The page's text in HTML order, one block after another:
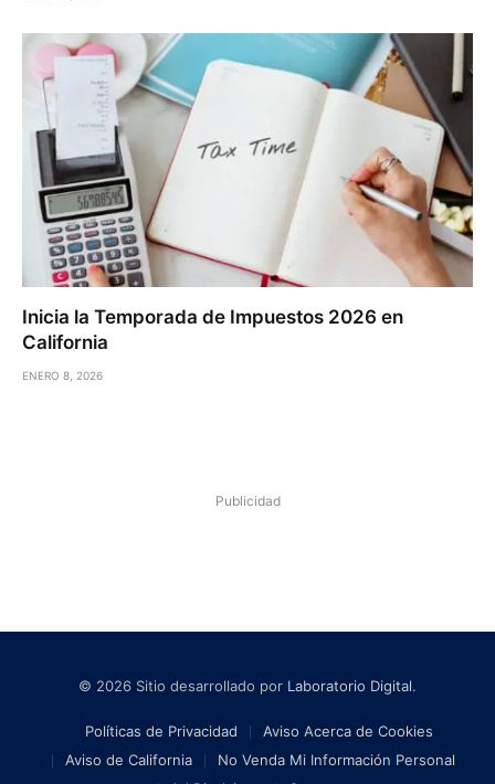
Inicia la Temporada de Impuestos 2026 en
California
ENERO 8, 2026
Publicidad
© 2026 Sitio desarrollado por Laboratorio Digital.
Políticas de Privacidad
Aviso Acerca de Cookies
Aviso de California
No Venda Mi Información Personal